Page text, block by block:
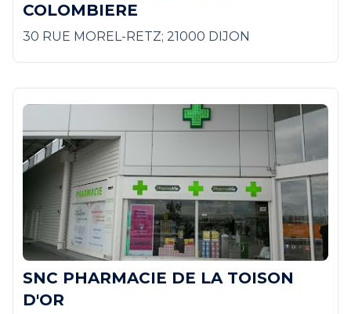
COLOMBIERE
30 RUE MOREL-RETZ; 21000 DIJON
SNC PHARMACIE DE LA TOISON
D'OR